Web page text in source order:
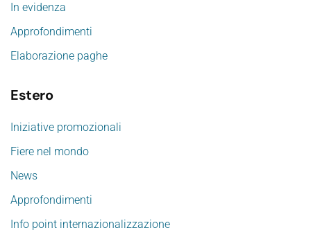
In evidenza
Approfondimenti
Elaborazione paghe
Estero
Iniziative promozionali
Fiere nel mondo
News
Approfondimenti
Info point internazionalizzazione